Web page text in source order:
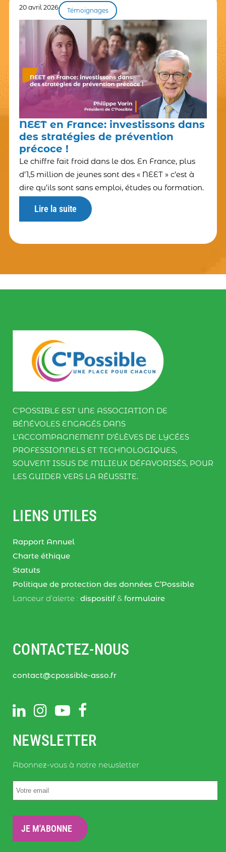
20 avril 2026 Témoignages
NEET en France: investissons dans
des stratégies de prévention
précoce !
Le chiffre fait froid dans le dos. En France, plus
d’1,5 million de jeunes sont des « NEET » c’est à
dire qu’ils sont sans emploi, études ou formation.
Lire la suite
C’POSSIBLE EST UNE ASSOCIATION DE
BÉNÉVOLES ENGAGÉS DANS
L’ACCOMPAGNEMENT D’ÉLÈVES DE LYCÉES
PROFESSIONNELS ET TECHNOLOGIQUES,
SOUVENT ISSUS DE MILIEUX DÉFAVORISÉS, POUR
LES GUIDER VERS LA RÉUSSITE.
LIENS UTILES
Rapport Annuel
Charte éthique
Statuts
Politique de protection des données C’Possible
Lanceur d’alerte : dispositif & formulaire
CONTACTEZ-NOUS
contact@cpossible-asso.fr
NEWSLETTER
Abonnez-vous à notre newsletter